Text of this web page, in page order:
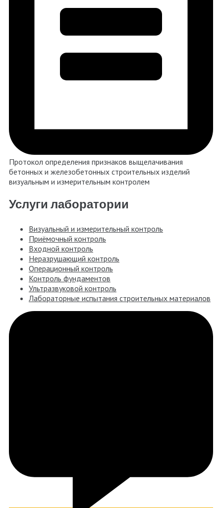
Протокол определения признаков выщелачивания
бетонных и железобетонных строительных изделий
визуальным и измерительным контролем
Услуги лаборатории
Визуальный и измерительный контроль
Приёмочный контроль
Входной контроль
Неразрушающий контроль
Операционный контроль
Контроль фундаментов
Ультразвуковой контроль
Лабораторные испытания строительных материалов